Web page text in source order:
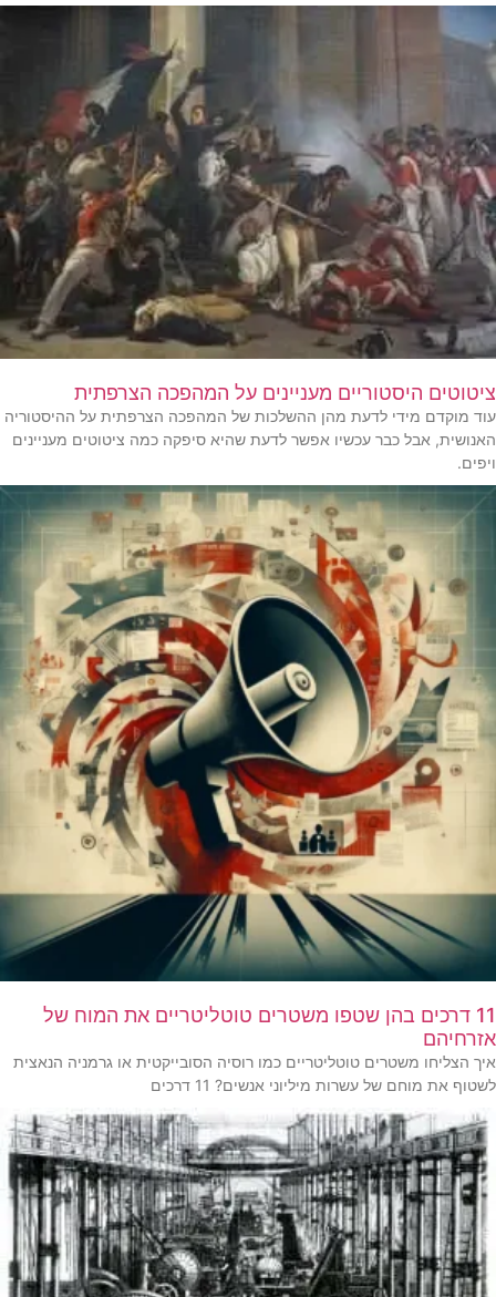
ציטוטים היסטוריים מעניינים על המהפכה הצרפתית
עוד מוקדם מידי לדעת מהן ההשלכות של המהפכה הצרפתית על ההיסטוריה
האנושית, אבל כבר עכשיו אפשר לדעת שהיא סיפקה כמה ציטוטים מעניינים
ויפים.
11 דרכים בהן שטפו משטרים טוטליטריים את המוח של
אזרחיהם
איך הצליחו משטרים טוטליטריים כמו רוסיה הסובייקטית או גרמניה הנאצית
לשטוף את מוחם של עשרות מיליוני אנשים? 11 דרכים